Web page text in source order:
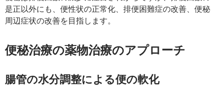
是正以外にも、便性状の正常化、排便困難症の改善、便秘
周辺症状の改善を目指します。
便秘治療の薬物治療のアプローチ
腸管の水分調整による便の軟化